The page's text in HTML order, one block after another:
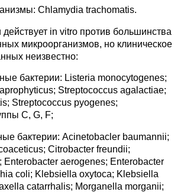
Chlamydia trachomatis.
in vitro против большинства
микроорганизмов, но клиническое
неизвестно:
бактерии: Listeria monocytogenes;
Streptococcus agalactiae;
Streptococcus pyogenes;
С, G, F;
бактерии: Acinetobacler baumannii;
Citrobacter freundii;
Enterobacter aerogenes; Enterobacter
coli; Klebsiella oxytoca; Klebsiella
catarrhalis; Morganella morganii;